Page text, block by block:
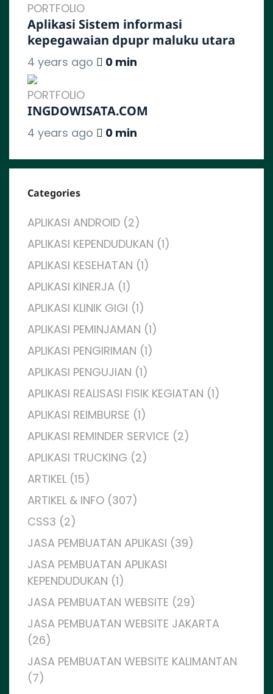
PORTFOLIO
Aplikasi Sistem informasi
kepegawaian dpupr maluku utara
4 years ago 0 min
PORTFOLIO
INGDOWISATA.COM
4 years ago 0 min
Categories
APLIKASI ANDROID (2)
APLIKASI KEPENDUDUKAN (1)
APLIKASI KESEHATAN (1)
APLIKASI KINERJA (1)
APLIKASI KLINIK GIGI (1)
APLIKASI PEMINJAMAN (1)
APLIKASI PENGIRIMAN (1)
APLIKASI PENGUJIAN (1)
APLIKASI REALISASI FISIK KEGIATAN (1)
APLIKASI REIMBURSE (1)
APLIKASI REMINDER SERVICE (2)
APLIKASI TRUCKING (2)
ARTIKEL (15)
ARTIKEL & INFO (307)
CSS3 (2)
JASA PEMBUATAN APLIKASI (39)
JASA PEMBUATAN APLIKASI
KEPENDUDUKAN (1)
JASA PEMBUATAN WEBSITE (29)
JASA PEMBUATAN WEBSITE JAKARTA
(26)
JASA PEMBUATAN WEBSITE KALIMANTAN
(7)